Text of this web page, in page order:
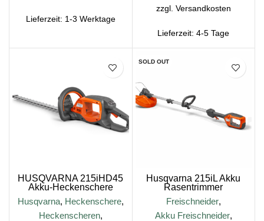
Lieferzeit: 1-3 Werktage
zzgl. Versandkosten
Lieferzeit:4-5 Tage
HUSQVARNA 215iHD45
Akku-Heckenschere
Husqvarna, Heckenschere,
Heckenscheren,
SOLD OUT
Husqvarna 215iL Akku
Rasentrimmer
Freischneider,
Akku Freischneider,